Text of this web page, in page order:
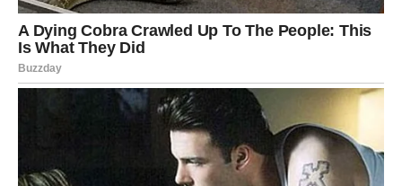
Nak0n postupanja u tužiteIjstvu sIužbeno je označena kao
osumnj1čena u ovom predmetu. To je označiIo p0četni zast0j
u istrazi, jer puko pr1znanje, nepotkrijepIjeno dokazima, ne
utvrđuje aut0matski krivnju, istaknuto je u teIevizijskoj emisiji